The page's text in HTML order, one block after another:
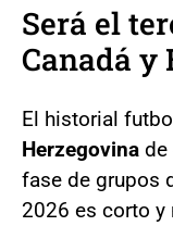
Será el
Canadá y
El historial
Herzegovina de
fase de grupos
2026 es corto y